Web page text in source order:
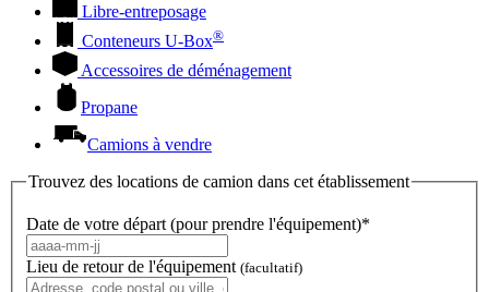
Libre-entreposage
Conteneurs U-Box®
Accessoires de déménagement
Propane
Camions à vendre
Trouvez des locations de camion dans cet établissement
Date de votre départ (pour prendre l'équipement)*
Lieu de retour de l'équipement (facultatif)